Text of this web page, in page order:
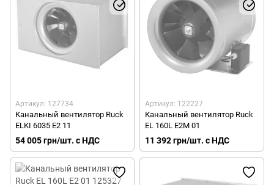
Артикул: 127734
Канальный вентилятор Ruck
ELKI 6035 E2 11
54 005 грн/шт. с НДС
Артикул: 122227
Канальный вентилятор Ruck
EL 160L E2M 01
11 392 грн/шт. с НДС